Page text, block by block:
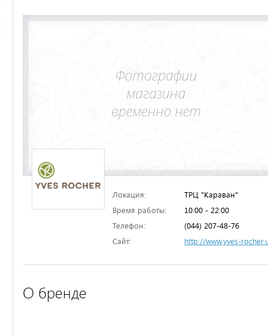
Локация:
ТРЦ "Караван"
Время работы:
10:00 - 22:00
Телефон:
(044) 207-48-76
Сайт:
http://www.yves-
О бренде